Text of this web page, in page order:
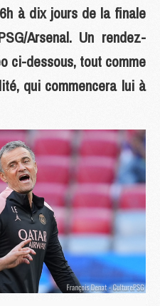
à dix jours de la finale
Arsenal. Un rendez-
ci-dessous, tout comme
qui commencera lui à